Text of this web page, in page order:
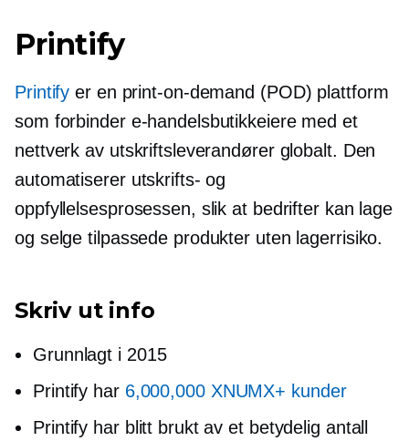
Printify
Printify er en print-on-demand (POD) plattform
som forbinder e-handelsbutikkeiere med et
nettverk av utskriftsleverandører globalt. Den
automatiserer utskrifts- og
oppfyllelsesprosessen, slik at bedrifter kan lage
og selge tilpassede produkter uten lagerrisiko.
Skriv ut info
Grunnlagt i 2015
Printify har 6,000,000 XNUMX+ kunder
Printify har blitt brukt av et betydelig antall